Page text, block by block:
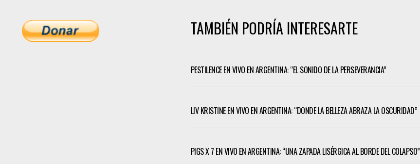
TAMBIÉN PODRÍA INTERESARTE
PESTILENCE EN VIVO EN ARGENTINA: “EL SONIDO DE LA PERSEVERANCIA”
LIV KRISTINE EN VIVO EN ARGENTINA: “DONDE LA BELLEZA ABRAZA LA OSCURIDAD”
PIGS X 7 EN VIVO EN ARGENTINA: “UNA ZAPADA LISÉRGICA AL BORDE DEL COLAPSO”